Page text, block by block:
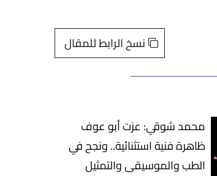
نسخ الرابط للمقال
محمد شوقي: عزت أبو عوف
ظاهرة فنية استثنائية.. ونجح في
الطب والموسيقى والتمثيل